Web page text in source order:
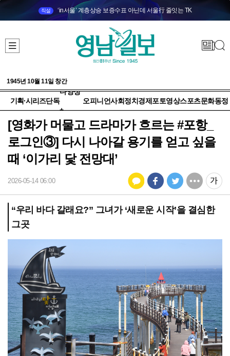
직설 ‘in서울’ 계층상승 보증수표 아닌데 서울行 줄잇는 TK
1945년 10월 11일 창간
기획·시리즈단독
다양성
+
오피니언사회정치 경제 포토영상스포츠문화동정
[영화가 머물고 드라마가 흐르는 #포항_
로그인③] 다시 나아갈 용기를 얻고 싶을
때 ‘이가리 닻 전망대’
2026-05-14 06:00
“우리 바다 갈래요?” 그녀가 ‘새로운 시작’을 결심한
그곳